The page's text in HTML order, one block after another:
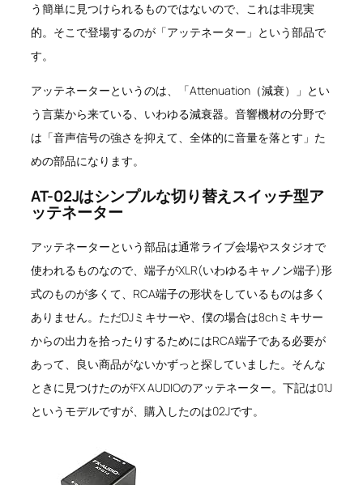
う簡単に見つけられるものではないので、これは非現実
的。そこで登場するのが「アッテネーター」という部品で
す。
アッテネーターというのは、「Attenuation（減衰）」とい
う言葉から来ている、いわゆる減衰器。音響機材の分野で
は「音声信号の強さを抑えて、全体的に音量を落とす」た
めの部品になります。
AT-02Jはシンプルな切り替えスイッチ型ア
ッテネーター
アッテネーターという部品は通常ライブ会場やスタジオで
使われるものなので、端子がXLR(いわゆるキャノン端子)形
式のものが多くて、RCA端子の形状をしているものは多く
ありません。ただDJミキサーや、僕の場合は8chミキサー
からの出力を拾ったりするためにはRCA端子である必要が
あって、良い商品がないかずっと探していました。そんな
ときに見つけたのがFX AUDIOのアッテネーター。下記は01J
というモデルですが、購入したのは02Jです。